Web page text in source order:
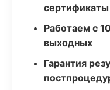
Работаем с
выходных
Гарантия